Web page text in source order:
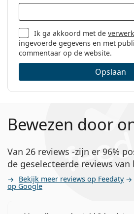
Ik ga akkoord met de
ingevoerde gegevens en met
commentaar op de website.
Opslaan
Bewezen door
Van 26 reviews -zijn er 96%
de geselecteerde reviews van
Bekijk meer reviews op Feedaty
op Google